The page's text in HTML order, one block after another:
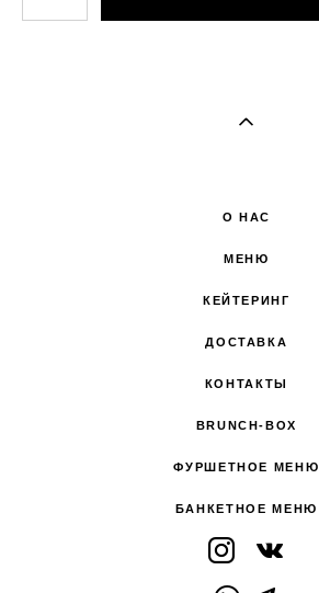
О НАС
МЕНЮ
КЕЙТЕРИНГ
ДОСТАВКА
КОНТАКТЫ
BRUNCH-BOX
ФУРШЕТНОЕ МЕНЮ
БАНКЕТНОЕ МЕНЮ